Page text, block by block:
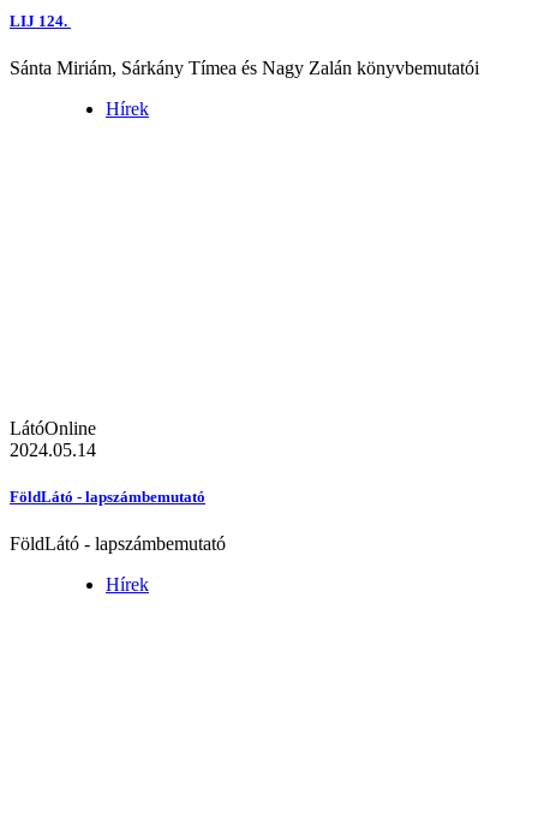
LIJ 124.
Sánta Miriám, Sárkány Tímea és Nagy Zalán könyvbemutatói
Hírek
LátóOnline
2024.05.14
FöldLátó - lapszámbemutató
FöldLátó - lapszámbemutató
Hírek